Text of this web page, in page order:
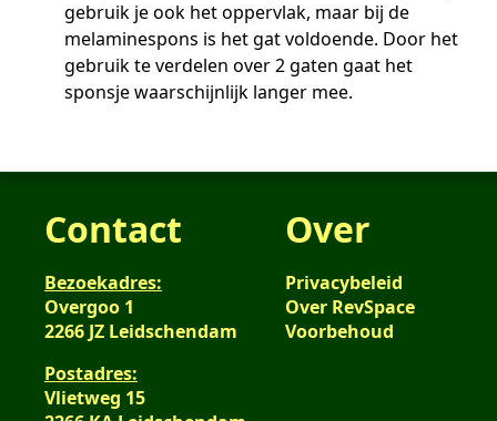
gebruik je ook het oppervlak, maar bij de
melaminespons is het gat voldoende. Door het
gebruik te verdelen over 2 gaten gaat het
sponsje waarschijnlijk langer mee.
Contact
Bezoekadres:
Overgoo 1
2266 JZ Leidschendam
Postadres:
Vlietweg 15
Over
Privacybeleid
Over RevSpace
Voorbehoud